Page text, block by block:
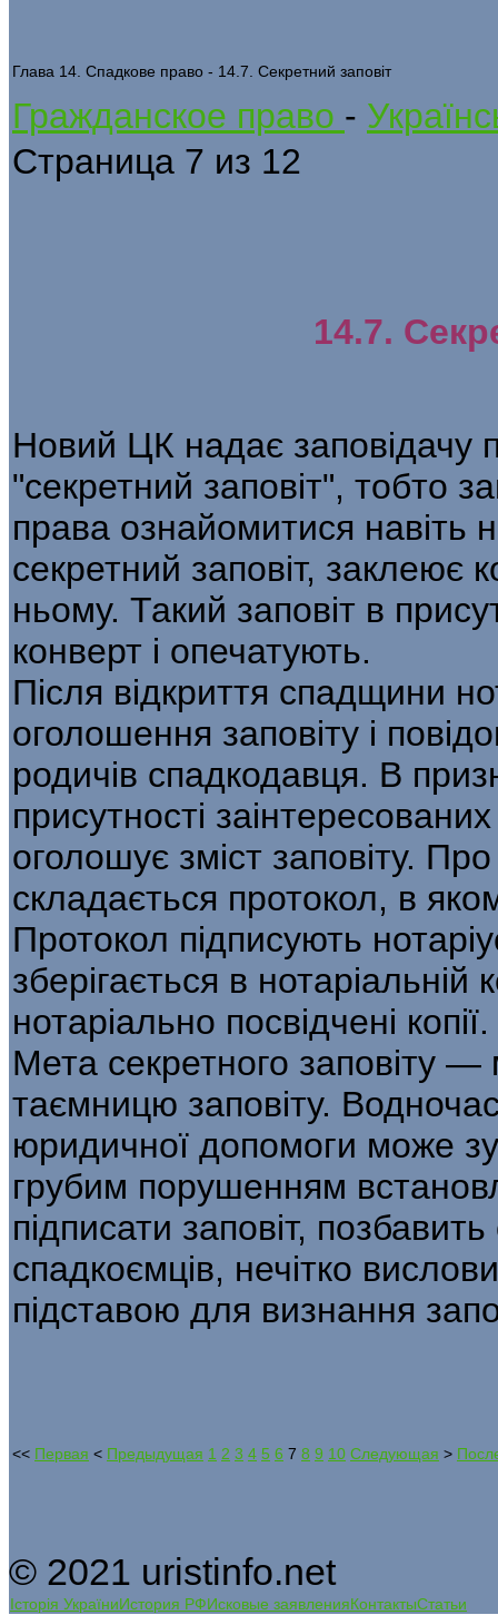
Глава 14. Спадкове право - 14.7. Секретний заповіт
Гражданское право -
Страница 7 из 12
14.7.
Новий ЦК надає заповідачу
"секретний заповіт", тобто
права ознайомитися навіть
секретний заповіт, заклеює
ньому. Такий заповіт в
конверт і опечатують.
Після відкриття спадщини
оголошення заповіту і
родичів спадкодавця. В
присутності заінтересованих
оголошує зміст заповіту.
складається протокол, в
Протокол підписують
зберігається в
нотаріально посвідчені копії.
Мета секретного заповіту
таємницю заповіту. Водночас
юридичної допомоги може
грубим порушенням
підписати заповіт,
спадкоємців, нечітко
підставою для визнання
<< Первая < Предыдущая 1 2 3 4 5 6 7 8 9 10 Следующая >
© 2021 uristinfo.net
Історія УкраїниИстория РФИсковые заявленияКонтактыСтатьи